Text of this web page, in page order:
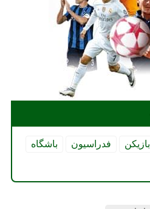
بازیكن فدراسیون
باشگاه